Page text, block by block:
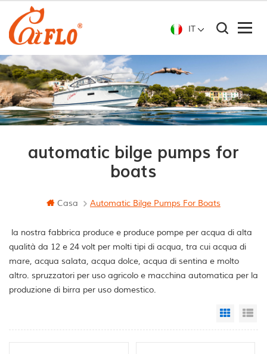
IT
automatic bilge pumps for
boats
Casa Automatic Bilge Pumps For Boats
la nostra fabbrica produce e produce pompe per acqua di alta
qualità da 12 e 24 volt per molti tipi di acqua, tra cui acqua di
mare, acqua salata, acqua dolce, acqua di sentina e molto
altro. spruzzatori per uso agricolo e macchina automatica per la
produzione di birra per uso domestico.
Grid